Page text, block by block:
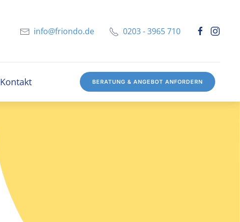
info@friondo.de 0203 - 3965 710
Kontakt BERATUNG & ANGEBOT ANFORDERN